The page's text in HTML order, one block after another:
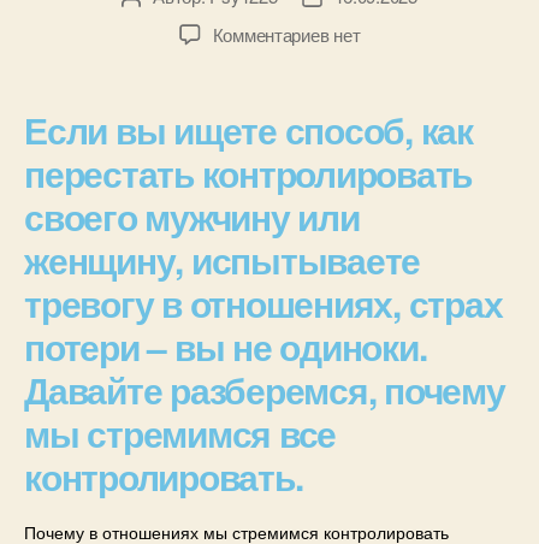
Комментариевнет
Если вы ищете способ, как
перестать контролировать
своего мужчину или
женщину, испытываете
тревогу в отношениях, страх
потери – вы не одиноки.
Давайте разберемся, почему
мы стремимся все
контролировать.
Почему в отношениях мы стремимся контролировать